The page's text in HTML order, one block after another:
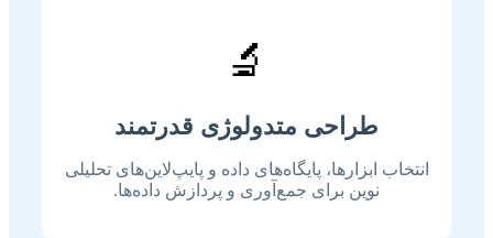
🔬
طراحی متدولوژی قدرتمند
انتخاب ابزارها، پایگاه‌های داده و پایپ‌لاین‌های تحلیلی
نوین برای جمع‌آوری و پردازش داده‌ها.